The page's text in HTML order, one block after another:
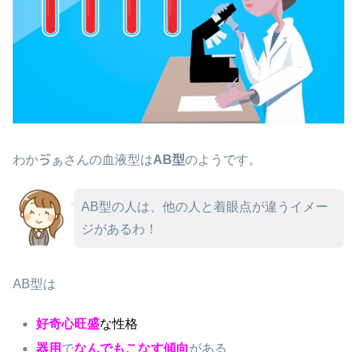
わかゔぁさんの血液型はAB型のようです。
AB型の人は、他の人と着眼点が違うイメー
ジがあるわ！
AB型は
好奇心旺盛な性格
器用 でなんでもこなす傾向がある